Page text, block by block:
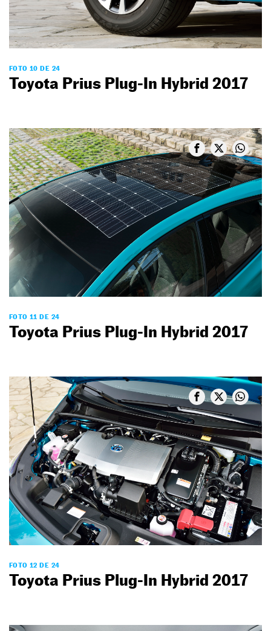
FOTO 10 DE 24
Toyota Prius Plug-In Hybrid 2017
FOTO 11 DE 24
Toyota Prius Plug-In Hybrid 2017
FOTO 12 DE 24
Toyota Prius Plug-In Hybrid 2017